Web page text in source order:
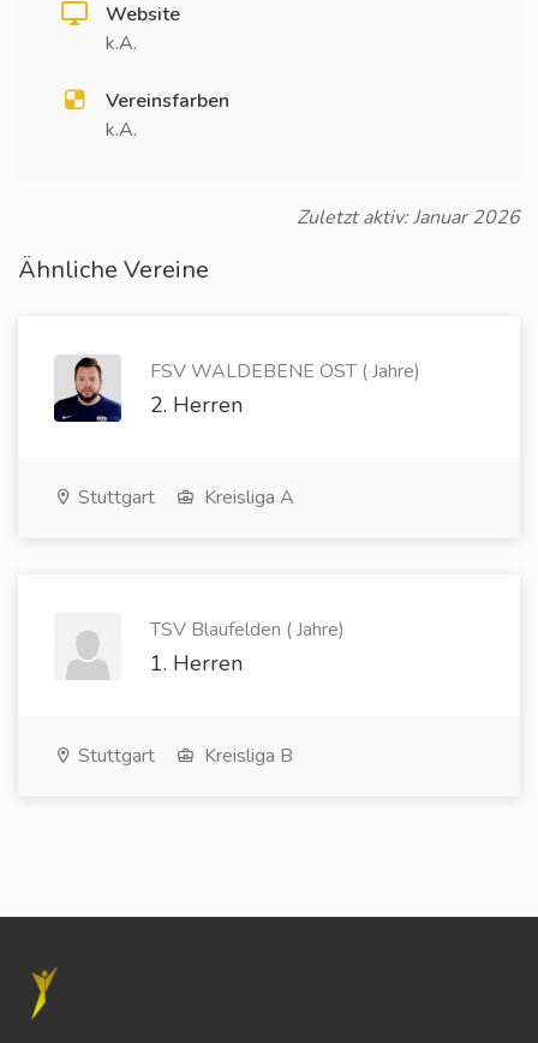
Website
k.A.
Vereinsfarben
k.A.
Zuletzt aktiv: Januar 2026
Ähnliche Vereine
FSV WALDEBENE OST ( Jahre)
2. Herren
Stuttgart Kreisliga A
TSV Blaufelden ( Jahre)
1. Herren
Stuttgart Kreisliga B